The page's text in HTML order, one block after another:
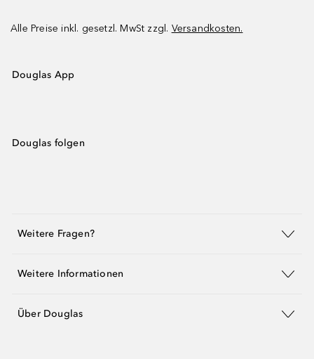
Alle Preise inkl. gesetzl. MwSt zzgl. Versandkosten.
Douglas App
Douglas folgen
Weitere Fragen?
Weitere Informationen
Über Douglas